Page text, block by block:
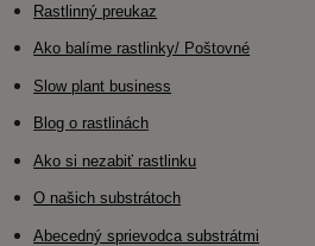
Rastlinný preukaz
Ako balíme rastlinky/ Poštovné
Slow plant business
Blog o rastlinách
Ako si nezabiť rastlinku
O našich substrátoch
Abecedný sprievodca substrátmi